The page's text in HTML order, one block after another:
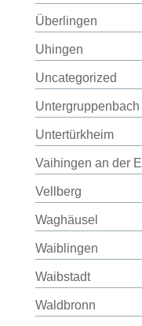
Überlingen
Uhingen
Uncategorized
Untergruppenbach
Untertürkheim
Vaihingen an der
Vellberg
Waghäusel
Waiblingen
Waibstadt
Waldbronn